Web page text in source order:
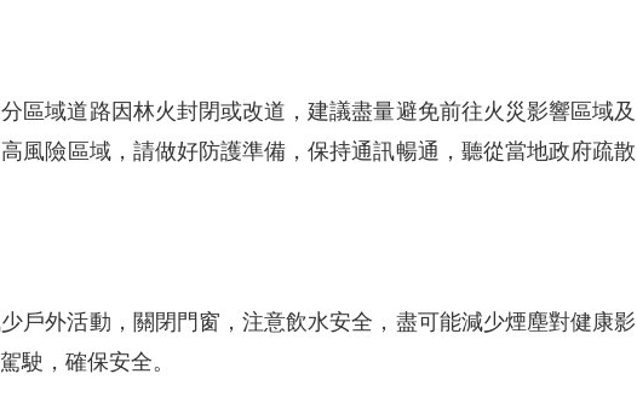
區域道路因林火封閉或改道，建議盡量避免前往火災影響區域及
風險區域，請做好防護準備，保持通訊暢通，聽從當地政府疏散
戶外活動，關閉門窗，注意飲水安全，盡可能減少煙塵對健康影
駛，確保安全。